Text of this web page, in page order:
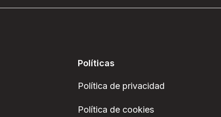
Políticas
Política de privacidad
Política de cookies